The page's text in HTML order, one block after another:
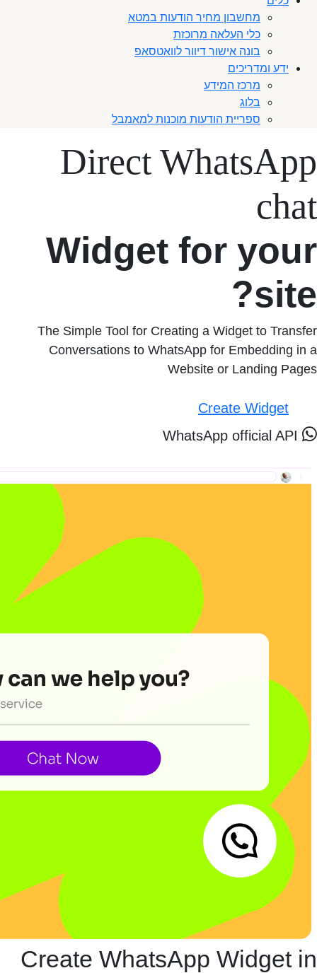
מחשבון מחיר הודעות במטא
כלי העלאה מרוכזת
בונה אישור דיוור לוואטסאפ
ידע ומדריכים
מרכז המידע
בלוג
ספריית הודעות מוכנות למאמבל
Direct WhatsApp
chat
Widget for your
site?
The Simple Tool for Creating a Widget to Transfer
Conversations to WhatsApp for Embedding in a
Website or Landing Pages
Create Widget
Create WhatsApp Widget in